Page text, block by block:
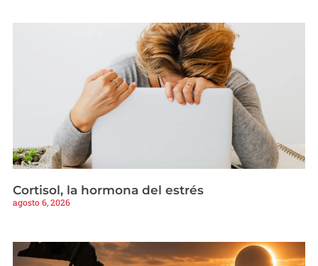
Cortisol, la hormona del estrés
agosto 6, 2026